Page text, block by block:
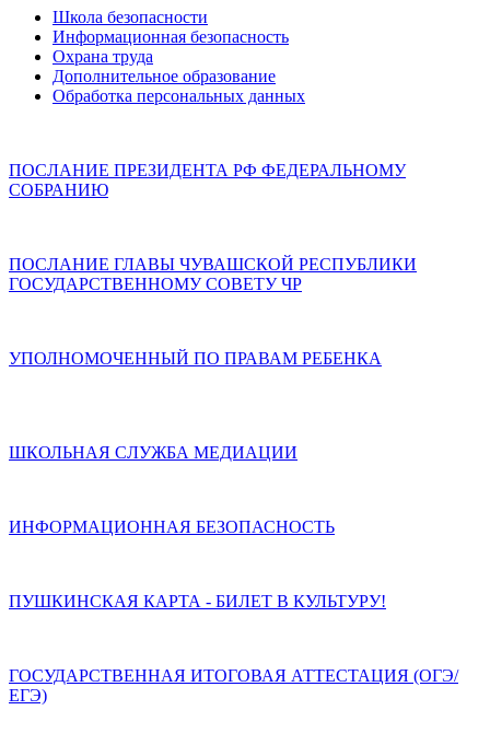
Школа безопасности
Информационная безопасность
Охрана труда
Дополнительное образование
Обработка персональных данных
ПОСЛАНИЕ ПРЕЗИДЕНТА РФ ФЕДЕРАЛЬНОМУ
СОБРАНИЮ
ПОСЛАНИЕ ГЛАВЫ ЧУВАШСКОЙ РЕСПУБЛИКИ
ГОСУДАРСТВЕННОМУ СОВЕТУ ЧР
УПОЛНОМОЧЕННЫЙ ПО ПРАВАМ РЕБЕНКА
ШКОЛЬНАЯ СЛУЖБА МЕДИАЦИИ
ИНФОРМАЦИОННАЯ БЕЗОПАСНОСТЬ
ПУШКИНСКАЯ КАРТА - БИЛЕТ В КУЛЬТУРУ!
ГОСУДАРСТВЕННАЯ ИТОГОВАЯ АТТЕСТАЦИЯ (ОГЭ/
ЕГЭ)